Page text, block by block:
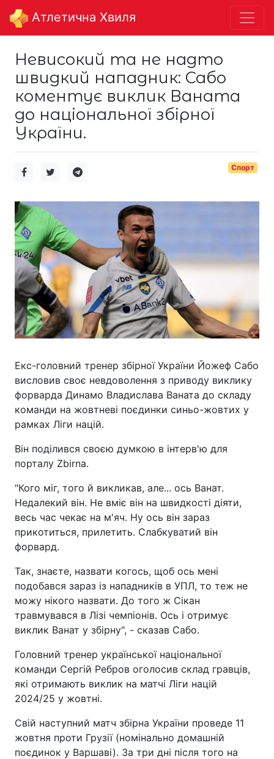
Aтлетична Хвиля
Невисокий та не надто
швидкий нападник: Сабо
коментує виклик Ваната
до національної збірної
України.
Спорт
Екс-головний тренер збірної України Йожеф Сабо
висловив своє невдоволення з приводу виклику
форварда Динамо Владислава Ваната до складу
команди на жовтневі поєдинки синьо-жовтих у
рамках Ліги націй.
Він поділився своєю думкою в інтерв'ю для
порталу Zbirna.
"Кого міг, того й викликав, але... ось Ванат.
Недалекий він. Не вміє він на швидкості діяти,
весь час чекає на м'яч. Ну ось він зараз
прикотиться, прилетить. Слабкуватий він
форвард.
Так, знаєте, назвати когось, щоб ось мені
подобався зараз із нападників в УПЛ, то теж не
можу нікого назвати. До того ж Сікан
травмувався в Лізі чемпіонів. Ось і отримує
виклик Ванат у збірну", - сказав Сабо.
Головний тренер української національної
команди Сергій Ребров оголосив склад гравців,
які отримають виклик на матчі Ліги націй
2024/25 у жовтні.
Свій наступний матч збірна України проведе 11
жовтня проти Грузії (номінально домашній
поєдинок у Варшаві). За три дні після того на